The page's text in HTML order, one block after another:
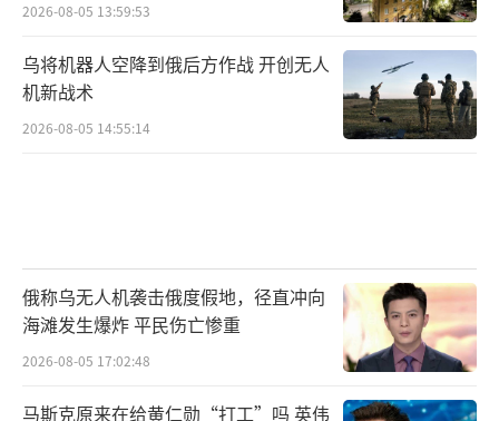
2026-08-05 13:59:53
乌将机器人空降到俄后方作战 开创无人
机新战术
2026-08-05 14:55:14
俄称乌无人机袭击俄度假地，径直冲向
海滩发生爆炸 平民伤亡惨重
2026-08-05 17:02:48
马斯克原来在给黄仁勋“打工”吗 英伟